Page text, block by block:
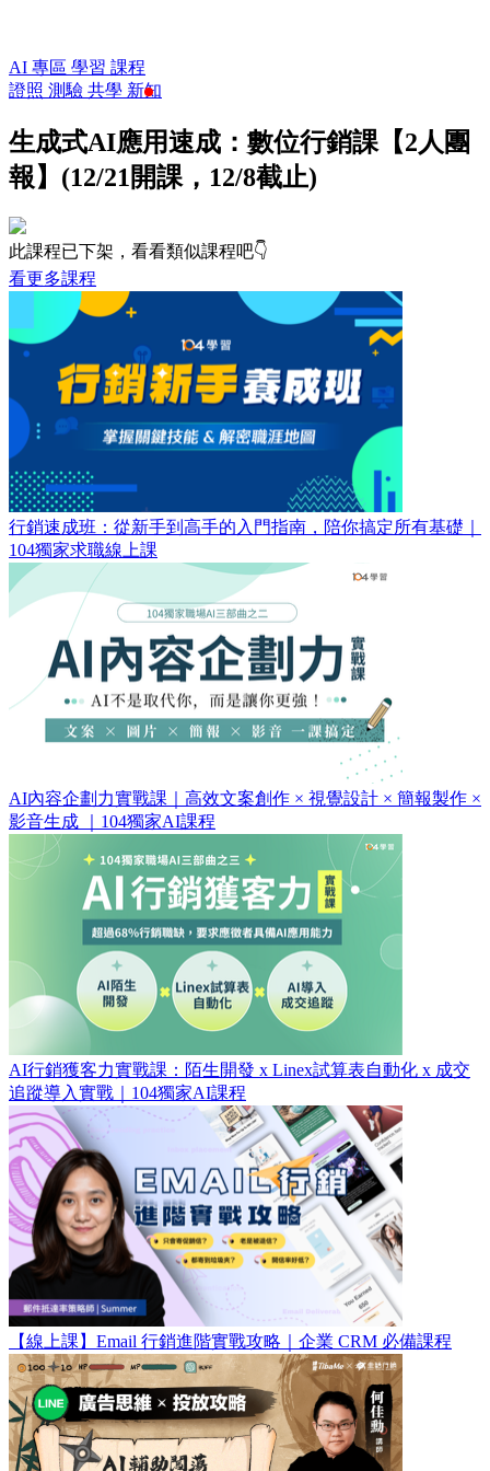
AI 專區 學習 課程
證照 測驗 共學 新知
生成式AI應用速成：數位行銷課【2人團
報】(12/21開課，12/8截止)
此課程已下架，看看類似課程吧👇
看更多課程
行銷速成班：從新手到高手的入門指南，陪你搞定所有基礎｜
104獨家求職線上課
AI內容企劃力實戰課｜高效文案創作 × 視覺設計 × 簡報製作 ×
影音生成 ｜104獨家AI課程
AI行銷獲客力實戰課：陌生開發 x Linex試算表自動化 x 成交
追蹤導入實戰​｜104獨家AI課程
【線上課】Email 行銷進階實戰攻略｜企業 CRM 必備課程